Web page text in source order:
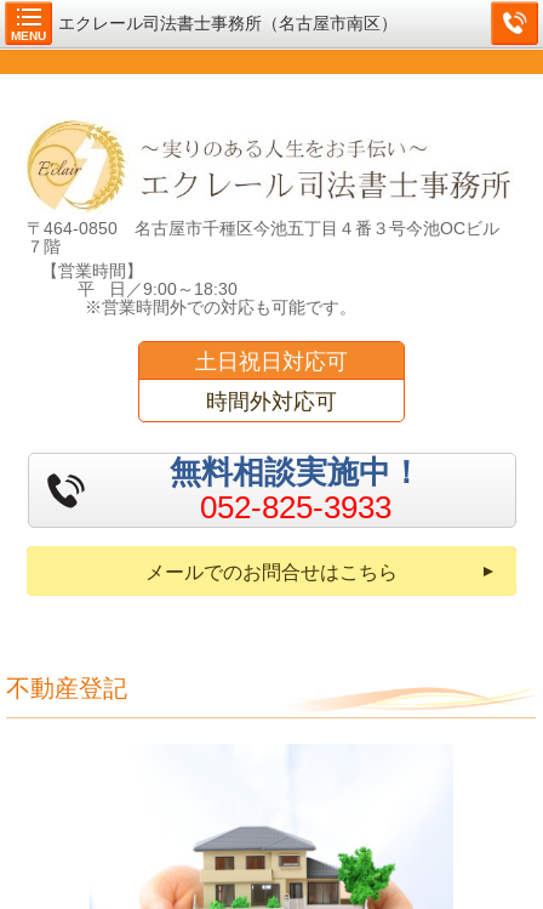
MENU
エクレール司法書士事務所（名古屋市南区）
〒464-0850 名古屋市千種区今池五丁目４番３号今池OCビル
７階
【営業時間】
平 日／9:00～18:30
※営業時間外での対応も可能です。
土日祝日対応可
時間外対応可
無料相談実施中！
052-825-3933
メールでのお問合せはこちら
不動産登記